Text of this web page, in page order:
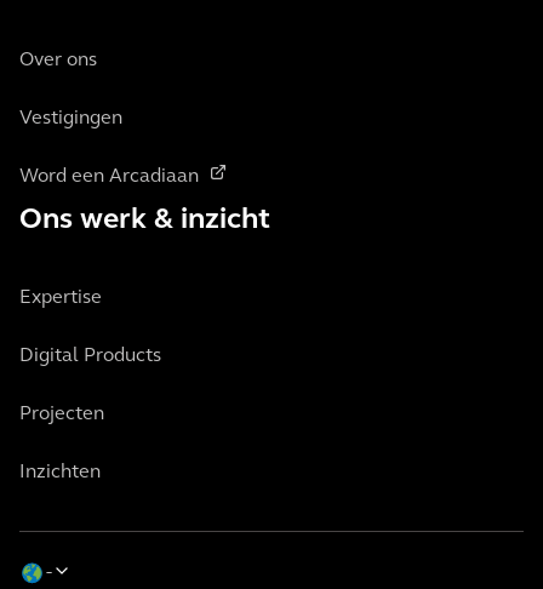
Over ons
Vestigingen
Word een Arcadiaan
Ons werk & inzicht
Expertise
Digital Products
Projecten
Inzichten